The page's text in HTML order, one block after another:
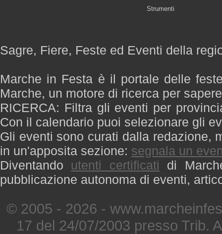
Strumenti
Sagre, Fiere, Feste ed Eventi della
Marche in Festa è il portale delle
Marche, un motore di ricerca per
RICERCA: Filtra gli eventi per
Con il calendario puoi selezionare gli
Gli eventi sono curati dalla redazione,
in un'apposita sezione: segnala un
Diventando utenti certificati di
pubblicazione autonoma di eventi,
© 2005 - 2026 -
17 del 24/07/2003 presso Trib.